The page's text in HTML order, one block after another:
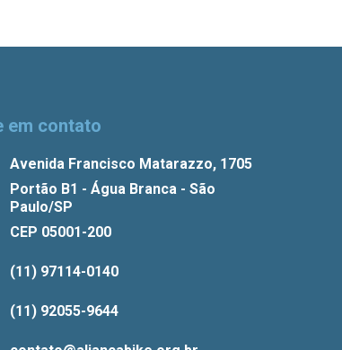
em contato
Avenida Francisco Matarazzo, 1705
Portão B1 - Água Branca - São
Paulo/SP
CEP 05001-200
(11) 97114-0140
(11) 92055-9644